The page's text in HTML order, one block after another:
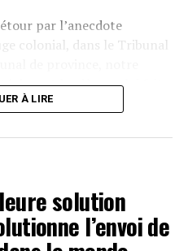
par l’anecdote
colonial, dans le Tribunal
devant le rôle que lui fait
de maintenir dans le
il distribue aux pauvres
pas la
À LIRE
solution
l’envoi de